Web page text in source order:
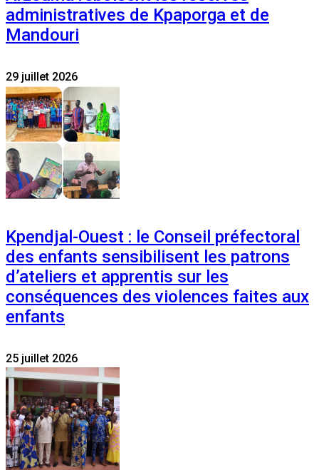
administratives de Kpaporga et de
Mandouri
29 juillet 2026
Kpendjal-Ouest : le Conseil préfectoral
des enfants sensibilisent les patrons
d’ateliers et apprentis sur les
conséquences des violences faites aux
enfants
25 juillet 2026